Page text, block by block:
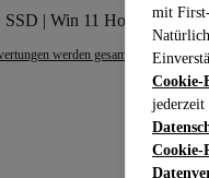
mit
Cookie-
jederzeit
Cookie-
| Win 11 Home |
werden gesammelt)